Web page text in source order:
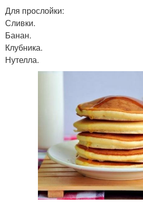
Для прослойки:
Сливки.
Банан.
Клубника.
Нутелла.